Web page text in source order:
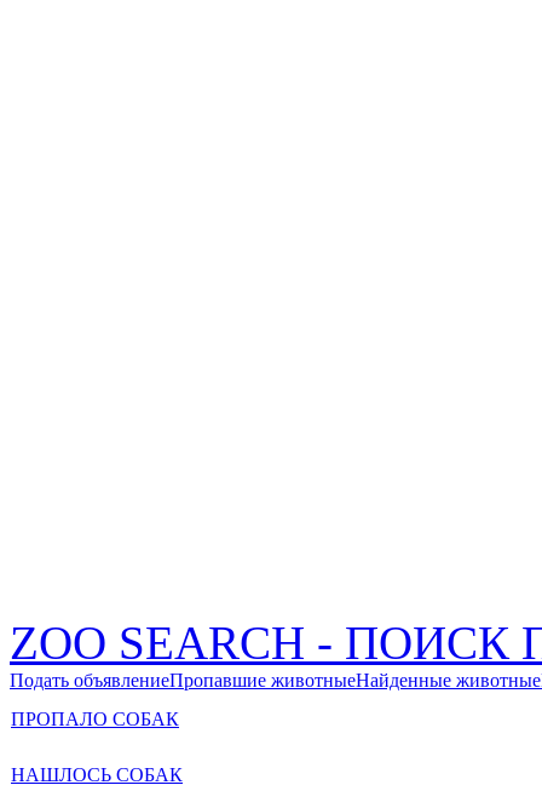
ZOO SEARCH -
Подать объявлениеПропавшие животныеНайденные животные
ПРОПАЛО СОБАК
НАШЛОСЬ СОБАК